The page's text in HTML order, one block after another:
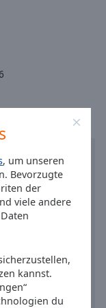
, um unseren
Bevorzugte
der
viele andere
kannst.
du